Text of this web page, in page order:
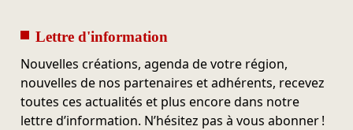
Lettre d'information
Nouvelles créations, agenda de votre région,
nouvelles de nos partenaires et adhérents, recevez
toutes ces actualités et plus encore dans notre
lettre d’information. N’hésitez pas à vous abonner !